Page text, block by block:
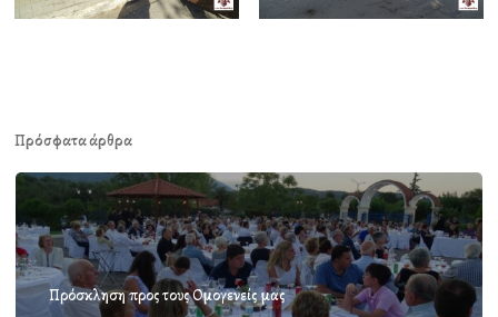
Πρόσφατα άρθρα
Πρόσκληση προς τους Ομογενείς μας